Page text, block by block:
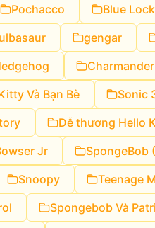
Pochacco Blue Lock
gengar
Charmander
Và Bạn Bè Sonic
Dễ thương Hello
Jr SpongeBob
Snoopy
Teenage
Spongebob Và